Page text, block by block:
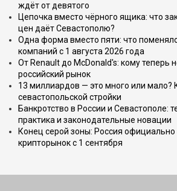
ждёт от девятого
Цепочка вместо чёрного ящика: что
цен даёт Севастополю?
Одна форма вместо пяти: что
компаний с 1 августа 2026 года
От Renault до McDonald's: кому теперь
российский рынок
13 миллиардов — это много или мало?
севастопольской стройки
Банкротство в России и Севастополе:
практика и законодательные новации
Конец серой зоны: Россия официально
крипторынок с 1 сентября